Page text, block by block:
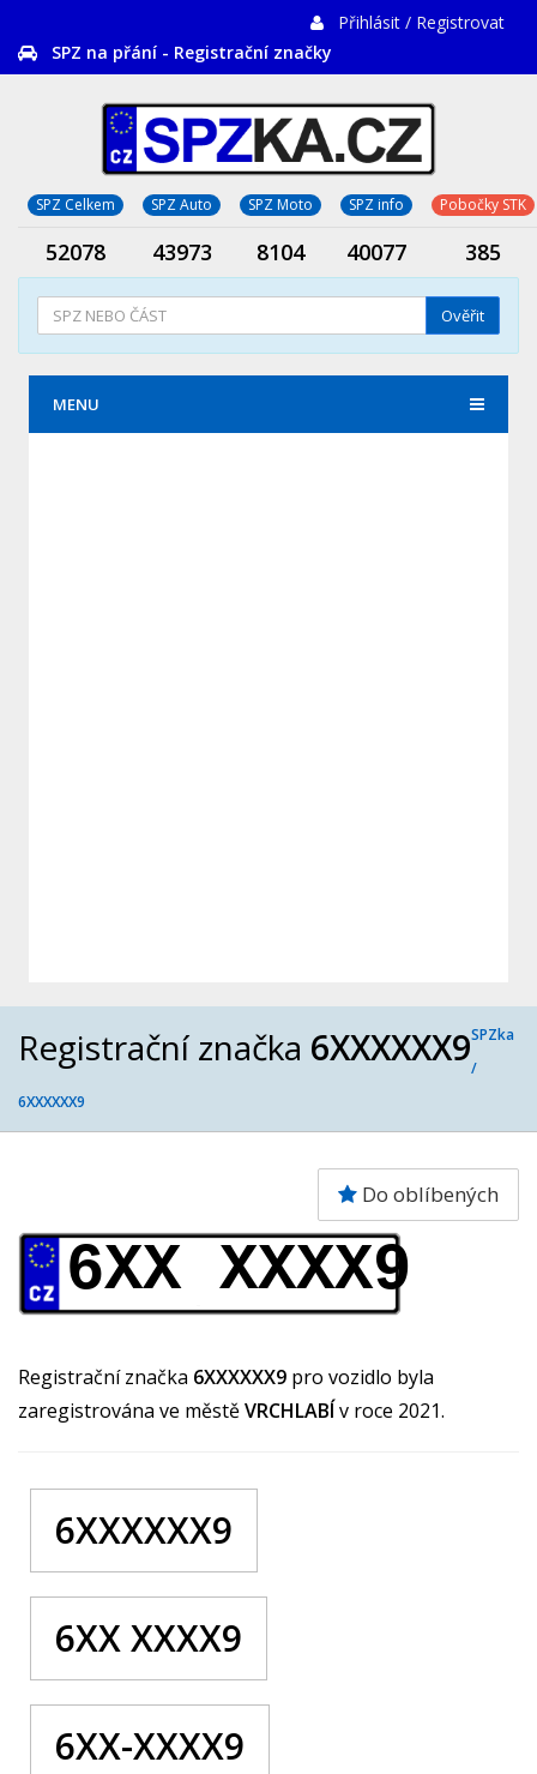
Přihlásit / Registrovat
SPZ na přání - Registrační značky
SPZ Celkem SPZ Auto SPZ Moto SPZ info Pobočky STK
52078 43973 8104 40077 385
Ověřit
MENU
Registrační značka 6XXXXXX9SPZka
/
6XXXXXX9
Do oblíbených
6XX XXXX9
Registrační značka 6XXXXXX9 pro vozidlo byla
zaregistrována ve městěVRCHLABÍv roce 2021.
6XXXXXX9
6XX XXXX9
6XX-XXXX9